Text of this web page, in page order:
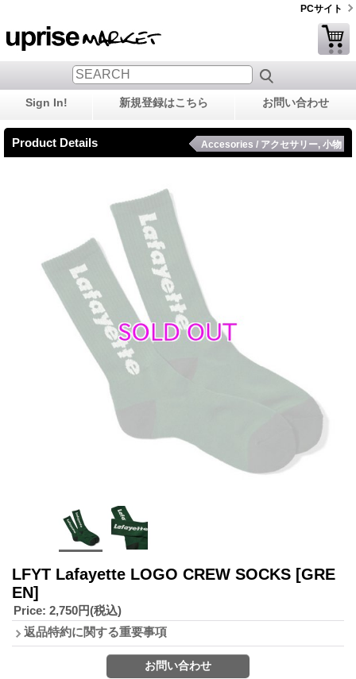
PCサイト
Sign In! 新規登録はこちら お問い合わせ
Product Details Accesories / アクセサリー, 小物
LFYT Lafayette LOGO CREW SOCKS [GRE
EN]
Price: 2,750円(税込)
返品特約に関する重要事項